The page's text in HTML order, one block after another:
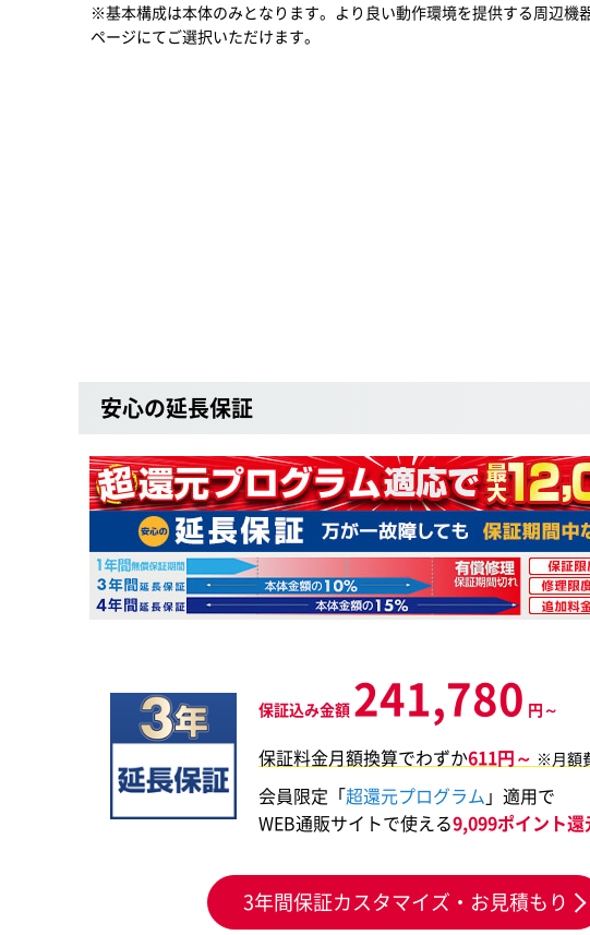
※基本構成は本体のみとなります。より良い動作環境を提供する周辺機
ページにてご選択いただけます。
安心の延長保証
保証込み金額 241,780 円～
保証料金月額換算でわずか611円～ ※月額
会員限定「超還元プログラム 」適用で
WEB通販サイトで使える9,099ポイント還
3年間保証カスタマイズ・お見積もり